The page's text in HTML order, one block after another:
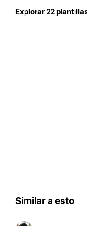
Explorar 22
Similar a esto